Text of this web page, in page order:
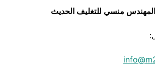
المهندس منسي للتغليف الحديث